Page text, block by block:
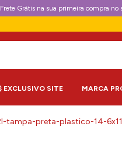
Grátis na sua primeira compra
EXCLUSIVO SITE MARCA
tampa-preta-plastico-14-